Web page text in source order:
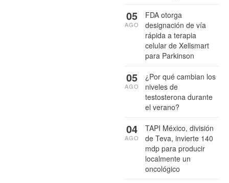
FDA otorga
designación de vía
rápida a terapia
celular de Xellsmart
para Parkinson
05
AGO
¿Por qué cambian los
niveles de
testosterona durante
el verano?
05
AGO
TAPI México, división
de Teva, invierte 140
mdp para producir
localmente un
oncológico
04
AGO